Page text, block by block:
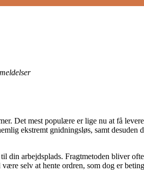
Det mest populære er lige nu at få
ekstremt gnidningsløs, samt desuden
din arbejdsplads. Fragtmetoden bliver
selv at hente ordren, som dog er